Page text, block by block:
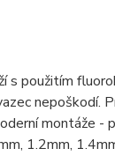
použitím
nepoškodí.
montáže
1.2mm,